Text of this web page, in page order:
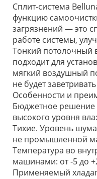
Сплит-система
функцию
загрязнений — это
работе системы,
Тонкий потолочный
подходит для
мягкий воздушный
не будет
Особенности и
Бюджетное
высокого уровня
Тихие. Уровень
не промышленной
Температура во
машинами: от -5 до
Применяемый